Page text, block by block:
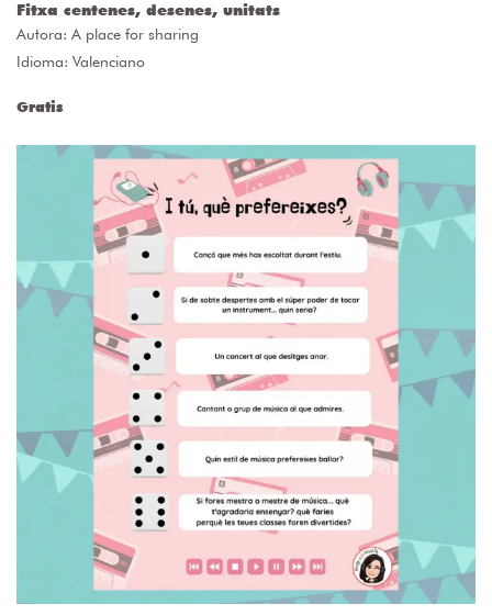
Fitxa centenes, desenes, unitats
Autora: A place for sharing
Idioma: Valenciano
Gratis